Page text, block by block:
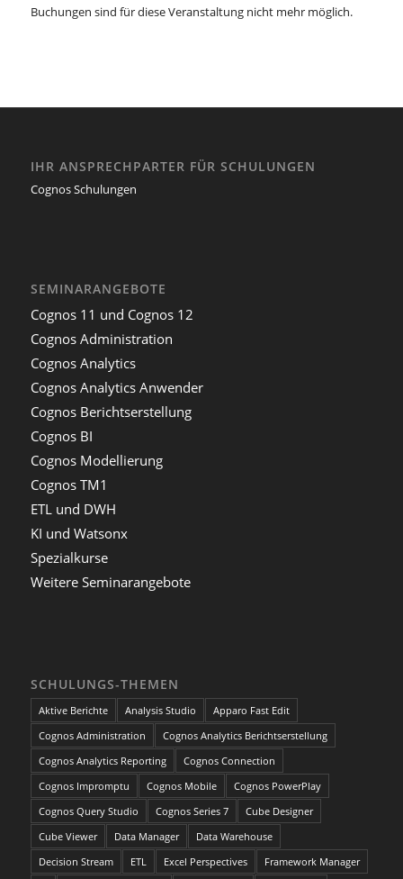
Buchungen sind für diese Veranstaltung nicht mehr möglich.
IHR ANSPRECHPARTER FÜR SCHULUNGEN
Cognos Schulungen
SEMINARANGEBOTE
Cognos 11 und Cognos 12
Cognos Administration
Cognos Analytics
Cognos Analytics Anwender
Cognos Berichtserstellung
Cognos BI
Cognos Modellierung
Cognos TM1
ETL und DWH
KI und Watsonx
Spezialkurse
Weitere Seminarangebote
SCHULUNGS-THEMEN
Aktive Berichte Analysis Studio
Apparo Fast Edit
Cognos Administration
Cognos Analytics Berichtserstellung
Cognos Analytics Reporting
Cognos Connection
Cognos Impromptu
Cognos Mobile
Cognos PowerPlay
Cognos Query Studio
Cognos Series 7
Cube Designer
Cube Viewer
Data Manager
Data Warehouse
Decision Stream
ETL Excel Perspectives Framework Manager